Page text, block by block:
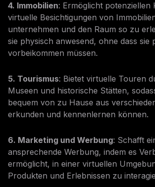
4. Immobilien: Ermöglicht potenziellen
virtuelle Besichtigungen von
unternehmen und den Raum so zu
sie physisch anwesend, ohne dass sie
vorbeikommen müssen.
5. Tourismus: Bietet virtuelle Touren
Museen und historische Stätten,
bequem von zu Hause aus
erkunden und kennenlernen können.
6. Marketing und Werbung: Schafft
ansprechende Werbung, indem es
ermöglicht, in einer virtuellen
Produkten und Erlebnissen zu